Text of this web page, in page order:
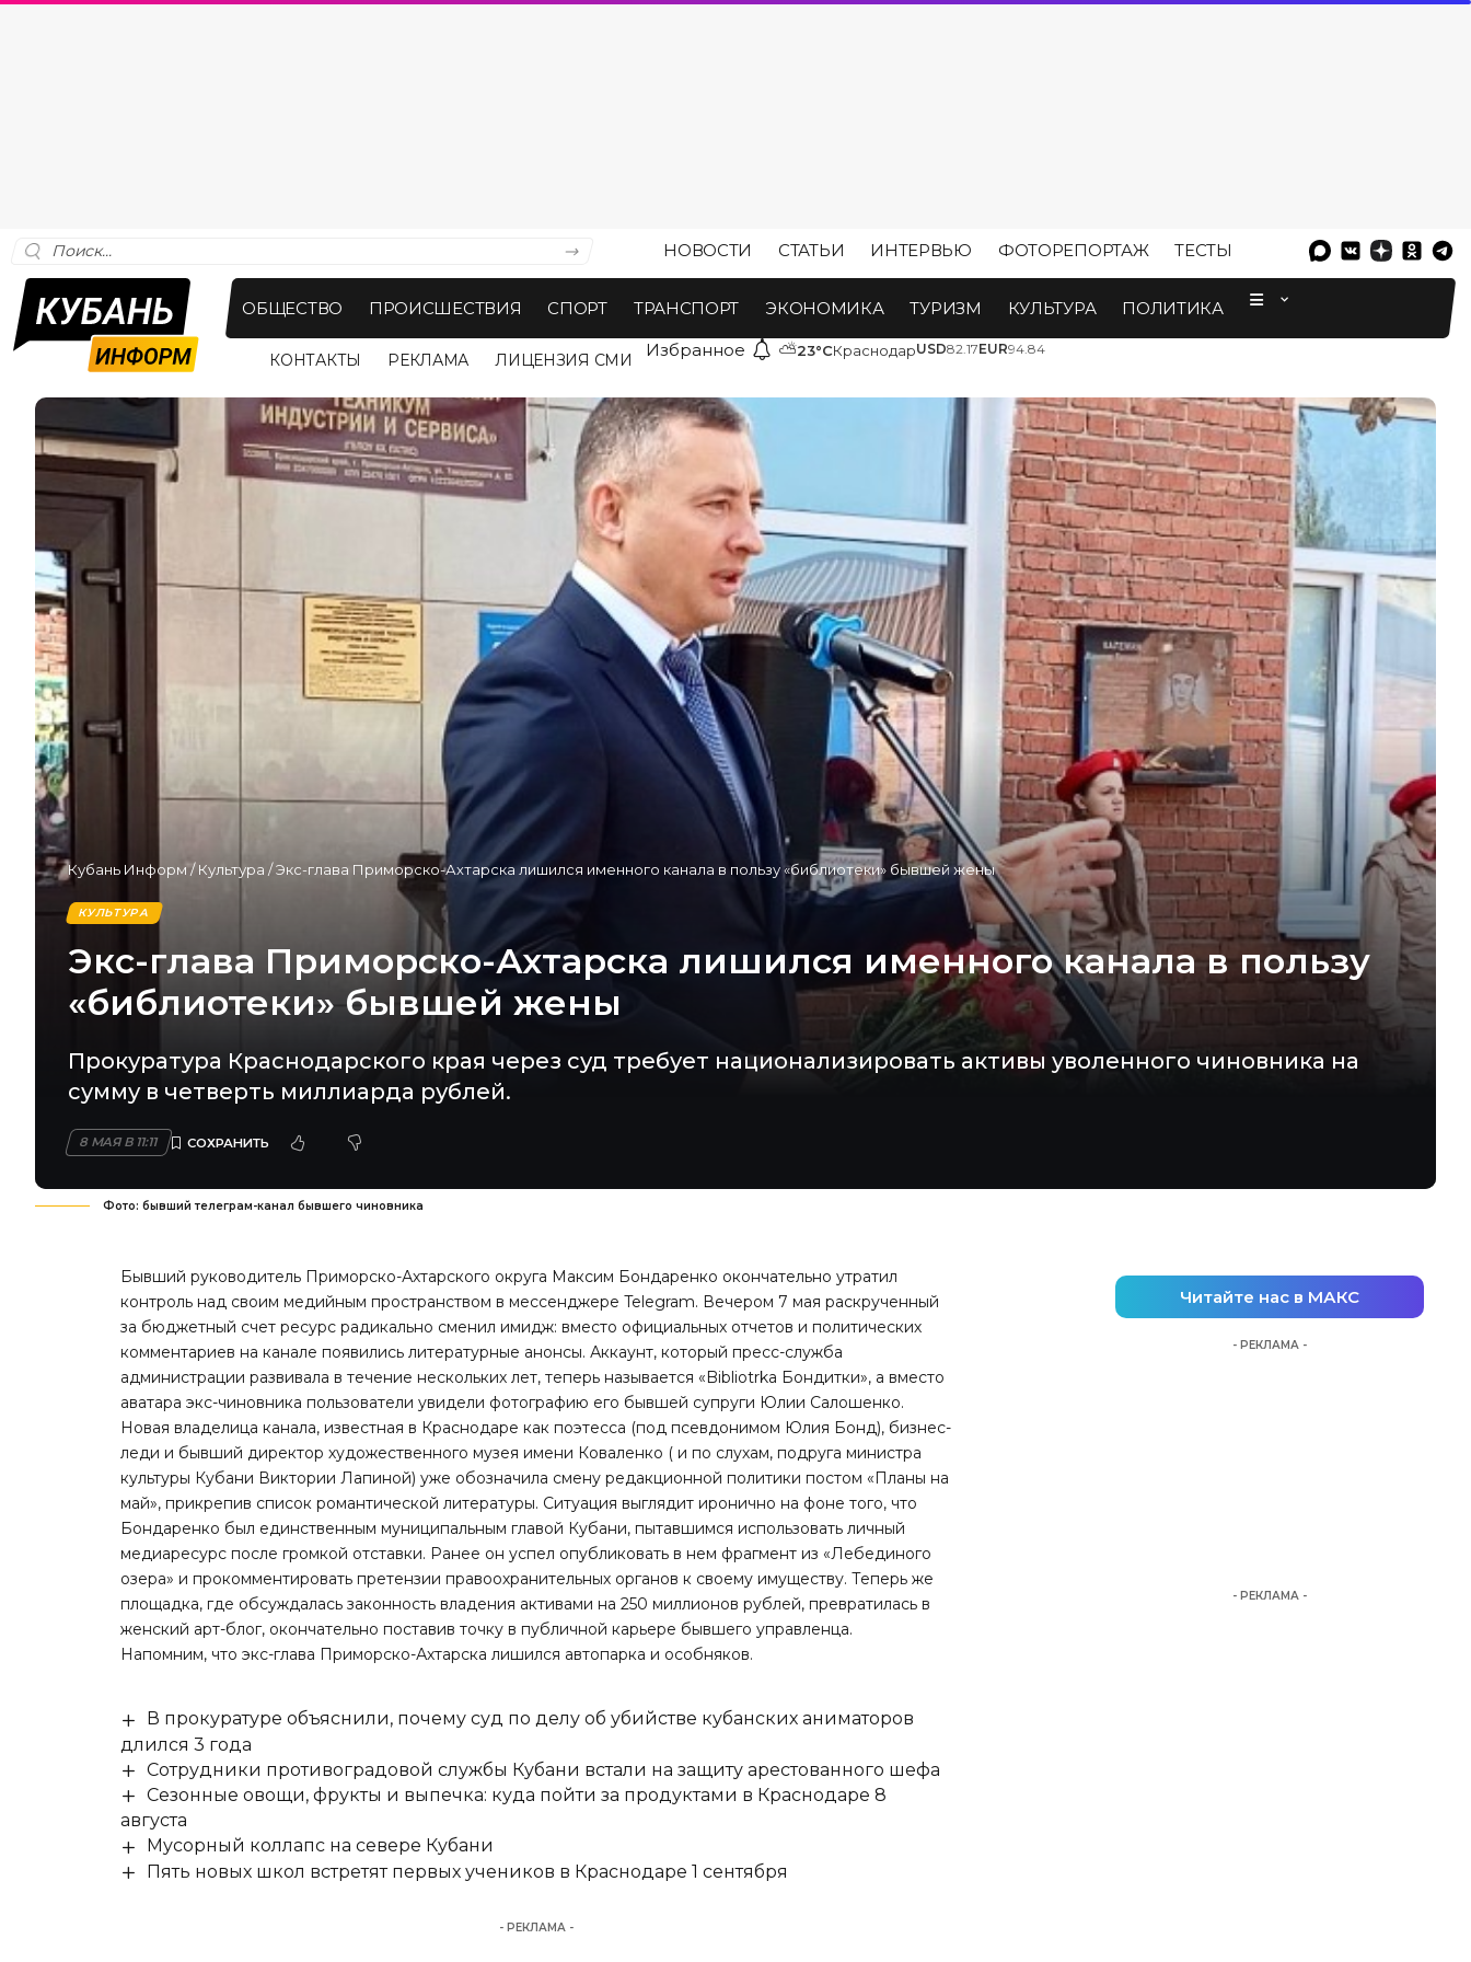
НОВОСТИ СТАТЬИ ИНТЕРВЬЮ ФОТОРЕПОРТАЖ ТЕСТЫ
ОБЩЕСТВО ПРОИСШЕСТВИЯ СПОРТ ТРАНСПОРТ ЭКОНОМИКА ТУРИЗМ КУЛЬТУРА ПОЛИТИКА
КОНТАКТЫ РЕКЛАМА ЛИЦЕНЗИЯ СМИ Избранное ⛅23°CКраснодарUSD82.17EUR94.84
Кубань Информ/Культура /Экс-глава Приморско-Ахтарска лишился именного канала в пользу «библиотеки» бывшей жены
КУЛЬТУРА
Экс-глава Приморско-Ахтарска лишился именного канала в пользу
«библиотеки» бывшей жены
Прокуратура Краснодарского края через суд требует национализировать активы уволенного чиновника на
сумму в четверть миллиарда рублей.
8 МАЯ В 11:11
Фото: бывший телеграм-канал бывшего чиновника
Бывший руководитель Приморско-Ахтарского округа Максим Бондаренко окончательно утратил
контроль над своим медийным пространством в мессенджере Telegram. Вечером 7 мая раскрученный
за бюджетный счет ресурс радикально сменил имидж: вместо официальных отчетов и политических
комментариев на канале появились литературные анонсы. Аккаунт, который пресс-служба
администрации развивала в течение нескольких лет, теперь называется «Bibliotrka Бондитки», а вместо
аватара экс-чиновника пользователи увидели фотографию его бывшей супруги Юлии Салошенко.
Новая владелица канала, известная в Краснодаре как поэтесса (под псевдонимом Юлия Бонд), бизнес-
леди и бывший директор художественного музея имени Коваленко ( и по слухам, подруга министра
культуры Кубани Виктории Лапиной) уже обозначила смену редакционной политики постом «Планы на
май», прикрепив список романтической литературы. Ситуация выглядит иронично на фоне того, что
Бондаренко был единственным муниципальным главой Кубани, пытавшимся использовать личный
медиаресурс после громкой отставки. Ранее онуспел опубликовать в нем фрагмент из «Лебединого
озера» и прокомментировать претензии правоохранительных органов к своему имуществу. Теперь же
площадка, где обсуждалась законность владения активами на 250 миллионов рублей, превратилась в
женский арт-блог, окончательно поставив точку в публичной карьере бывшего управленца.
Напомним, что экс-глава Приморско-Ахтарска лишился автопарка и особняков.
В прокуратуре объяснили, почему суд по делу об убийстве кубанских аниматоров
длился 3 года
Сотрудники противоградовой службы Кубани встали на защиту арестованного шефа
Сезонные овощи, фрукты и выпечка: куда пойти за продуктами в Краснодаре 8
августа
Мусорный коллапс на севере Кубани
Пять новых школ встретят первых учеников в Краснодаре 1 сентября
- РЕКЛАМА -
Читайте нас в МАКС
- РЕКЛАМА -
- РЕКЛАМА -